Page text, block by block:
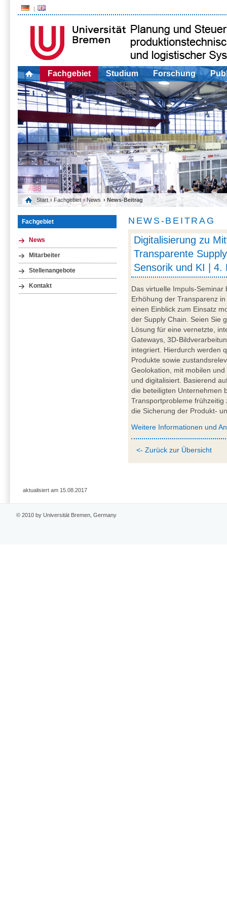
Fachgebiet Studium Forschung
Start › Fachgebiet › News › News-Beitrag
Fachgebiet
News
Mitarbeiter
Stellenangebote
Kontakt
NEWS-BEITRAG
Digitalisierung zu
Transparente
Sensorik und KI | 4.
Das virtuelle Impuls-
Erhöhung der Transparenz
einen Einblick zum Einsatz
der Supply Chain. Seien Sie
Lösung für eine vernetzte,
Gateways, 3D-
integriert. Hierdurch werden
Produkte sowie
Geolokation, mit mobilen
und digitalisiert. Basierend
die beteiligten Unternehmen
Transportprobleme
die Sicherung der Produkt-
Weitere Informationen und
<- Zurück zur Übersicht
aktualisiert am 15.08.2017
© 2010 by Universität Bremen, Germany